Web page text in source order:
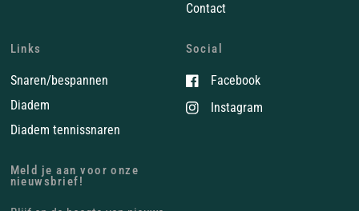
Contact
Links
Snaren/bespannen
Diadem
Diadem tennissnaren
Social
Facebook
Instagram
Meld je aan voor onze
nieuwsbrief!